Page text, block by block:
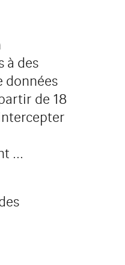
à des
données
de 18
...